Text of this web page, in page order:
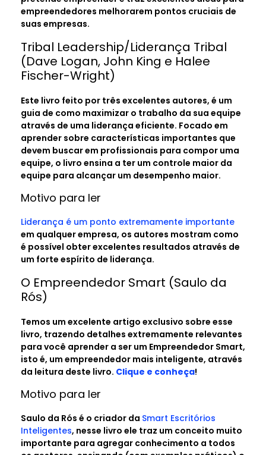
empreendedores melhorarem pontos cruciais de
suas empresas.
Tribal Leadership/Liderança Tribal
(Dave Logan, John King e Halee
Fischer-Wright)
Este livro feito por três excelentes autores, é um
guia de como maximizar o trabalho da sua equipe
através de uma liderança eficiente. Focado em
aprender sobre características importantes que
devem buscar em profissionais para compor uma
equipe, o livro ensina a ter um controle maior da
equipe para alcançar um desempenho maior.
Motivo para ler
Liderança é um ponto extremamente importante
em qualquer empresa, os autores mostram como
é possível obter excelentes resultados através de
um forte espírito de liderança.
O Empreendedor Smart (Saulo da
Rós)
Temos um excelente artigo exclusivo sobre esse
livro, trazendo detalhes extremamente relevantes
para você aprender a ser um Empreendedor Smart,
isto é, um empreendedor mais inteligente, através
da leitura deste livro. Clique e conheça!
Motivo para ler
Saulo da Rós é o criador da Smart Escritórios
Inteligentes, nesse livro ele traz um conceito muito
importante para agregar conhecimento a todos